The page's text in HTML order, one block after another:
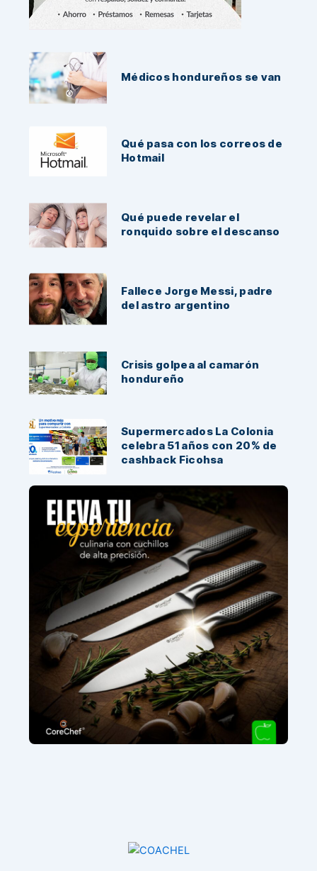
Médicos hondureños se van
Qué pasa con los correos de
Hotmail
Qué puede revelar el
ronquido sobre el descanso
Fallece Jorge Messi, padre
del astro argentino
Crisis golpea al camarón
hondureño
Supermercados La Colonia
celebra 51 años con 20% de
cashback Ficohsa